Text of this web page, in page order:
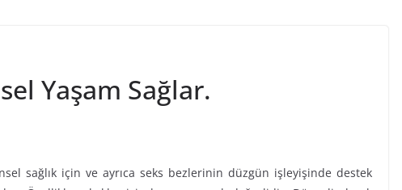
Yaşam Sağlar.
sağlık için ve ayrıca seks bezlerinin düzgün işleyişinde destek